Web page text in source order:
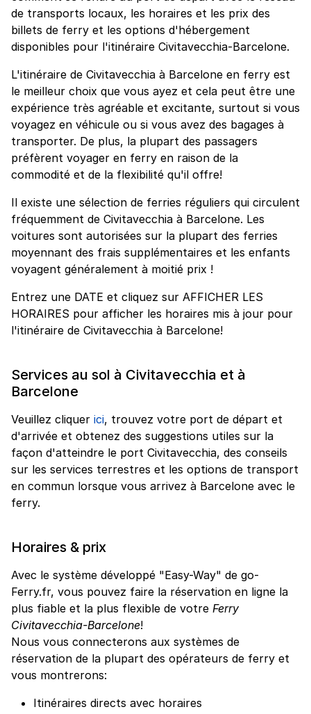
de transports locaux, les horaires et les prix des
billets de ferry et les options d'hébergement
disponibles pour l'itinéraire Civitavecchia-Barcelone.
L'itinéraire de Civitavecchia à Barcelone en ferry est
le meilleur choix que vous ayez et cela peut être une
expérience très agréable et excitante, surtout si vous
voyagez en véhicule ou si vous avez des bagages à
transporter. De plus, la plupart des passagers
préfèrent voyager en ferry en raison de la
commodité et de la flexibilité qu'il offre!
Il existe une sélection de ferries réguliers qui circulent
fréquemment de Civitavecchia à Barcelone. Les
voitures sont autorisées sur la plupart des ferries
moyennant des frais supplémentaires et les enfants
voyagent généralement à moitié prix !
Entrez une DATE et cliquez sur AFFICHER LES
HORAIRES pour afficher les horaires mis à jour pour
l'itinéraire de Civitavecchia à Barcelone!
Services au sol à Civitavecchia et à
Barcelone
Veuillez cliquer ici, trouvez votre port de départ et
d'arrivée et obtenez des suggestions utiles sur la
façon d'atteindre le port Civitavecchia, des conseils
sur les services terrestres et les options de transport
en commun lorsque vous arrivez à Barcelone avec le
ferry.
Horaires & prix
Avec le système développé "Easy-Way" de go-
Ferry.fr, vous pouvez faire la réservation en ligne la
plus fiable et la plus flexible de votre Ferry
Civitavecchia-Barcelone!
Nous vous connecterons aux systèmes de
réservation de la plupart des opérateurs de ferry et
vous montrerons:
Itinéraires directs avec horaires